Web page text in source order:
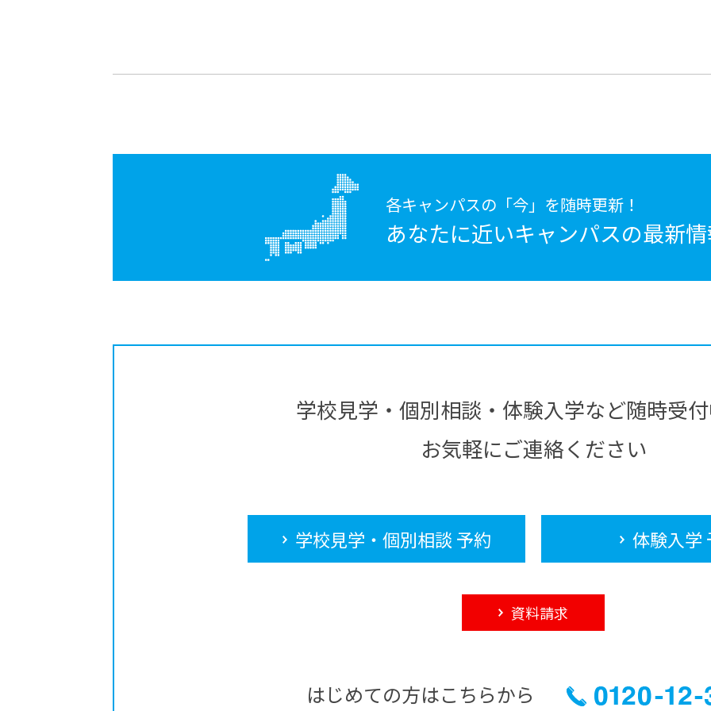
各キャンパスの「今」を随時更新！
あなたに近いキャンパスの最新
学校見学・個別相談・体験入学など随時受
お気軽にご連絡ください
学校見学・個別相談 予約 体験入学
資料請求
はじめての方はこちらから